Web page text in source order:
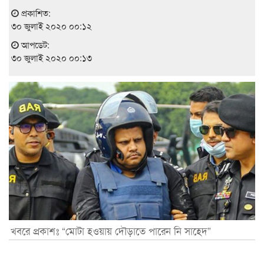
প্রকাশিত:
৩০ জুলাই ২০২০ ০০:১২
আপডেট:
৩০ জুলাই ২০২০ ০০:১৩
খবরে প্রকাশঃ “মোটা হওয়ায় দৌড়াতে পারেন নি সাহেদ”